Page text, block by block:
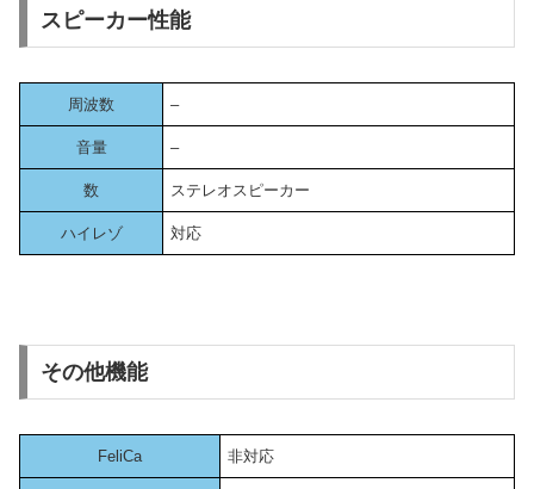
スピーカー性能
周波数 –
音量 –
数 ステレオスピーカー
ハイレゾ 対応
その他機能
FeliCa 非対応